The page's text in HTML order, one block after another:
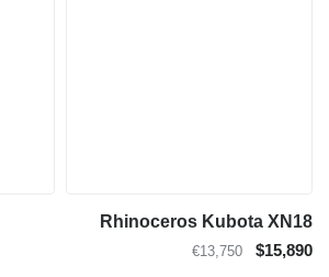
Rhinoceros Kubota XN18
$15,890
€13,750